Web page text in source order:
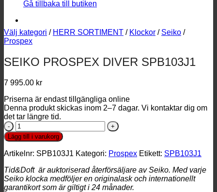
Gå tillbaka till butiken
Välj kategori / HERR SORTIMENT / Klockor / Seiko /
Prospex
SEIKO PROSPEX DIVER SPB103J1
7 995.00 kr
Priserna är endast tillgängliga online
Denna produkt skickas inom 2–7 dagar. Vi kontaktar dig om
det tar längre tid.
SEIKO
PROSPEX
DIVER
SPB103J1
Lägg till i varukorg
Artikelnr: SPB103J1 Kategori: Prospex Etikett: SPB103J1
Tid&Doft är auktoriserad återförsäljare av Seiko. Med varje
Seiko klocka medföljer en originalask och internationellt
garantikort som är giltigt i 24 månader.